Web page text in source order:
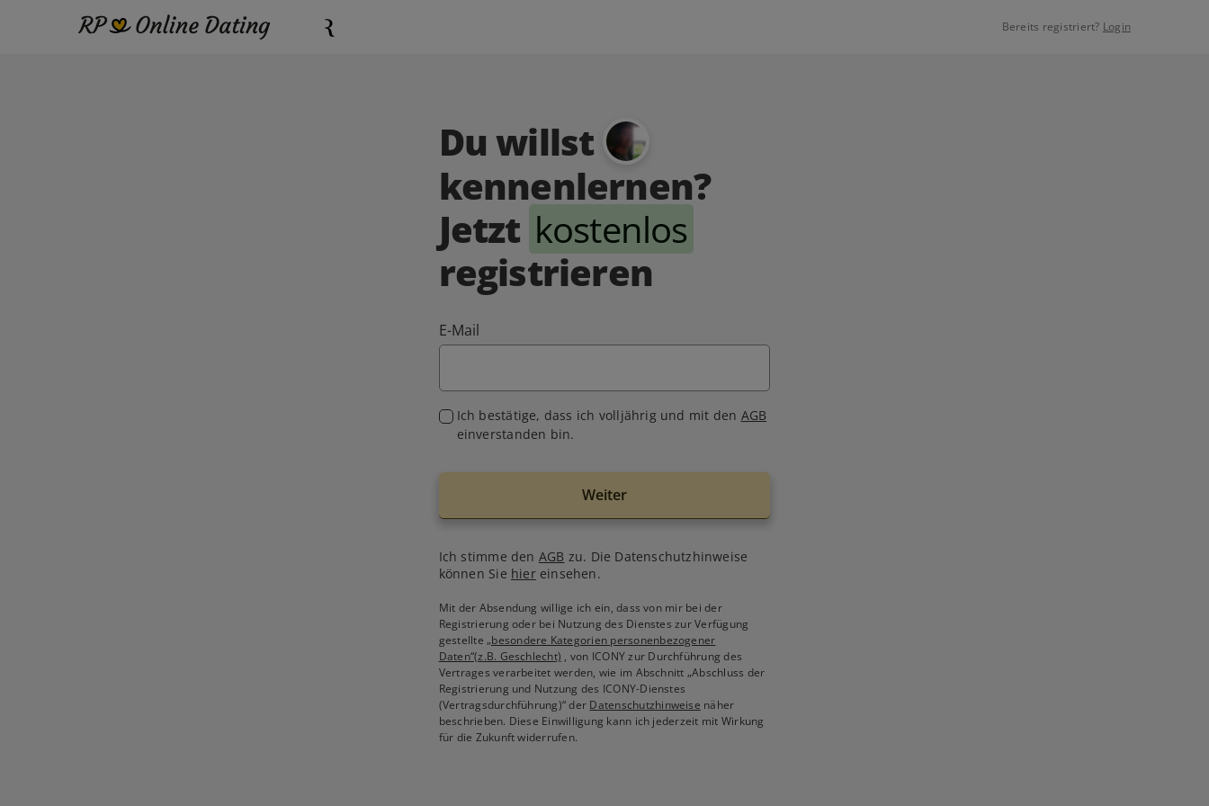
Bereits registriert? Login
Du willst
kennenlernen?
Jetzt kostenlos
registrieren
E-Mail
Ich bestätige, dass ich volljährig und mit den AGB
einverstanden bin.
Weiter
Ich stimme den AGB zu. Die Datenschutzhinweise
können Sie hiereinsehen.
Mit der Absendung willige ich ein, dass von mir bei der
Registrierung oder bei Nutzung des Dienstes zur Verfügung
gestellte„besondere Kategorien personenbezogener
Daten“(z.B. Geschlecht) , von ICONY zur Durchführung des
Vertrages verarbeitet werden, wie im Abschnitt „Abschluss der
Registrierung und Nutzung des ICONY-Dienstes
(Vertragsdurchführung)“ der Datenschutzhinweise näher
beschrieben. Diese Einwilligung kann ich jederzeit mit Wirkung
für die Zukunft widerrufen.